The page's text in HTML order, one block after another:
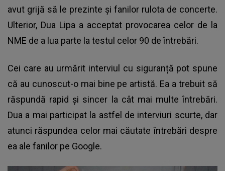
avut grijă să le prezinte și fanilor rulota de concerte.
Ulterior, Dua Lipa a acceptat provocarea celor de la
NME de a lua parte la testul celor 90 de întrebări.
Cei care au urmărit interviul cu siguranță pot spune
că au cunoscut-o mai bine pe artistă. Ea a trebuit să
răspundă rapid și sincer la cât mai multe întrebări.
Dua a mai participat la astfel de interviuri scurte, dar
atunci răspundea celor mai căutate întrebări despre
ea ale fanilor pe Google.